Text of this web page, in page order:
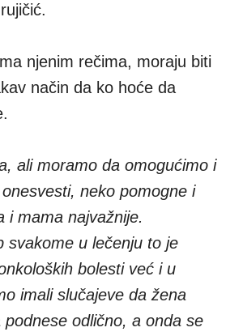
njenim rečima, moraju biti
način da ko hoće da
ali moramo da omogućimo i
neko pomogne i
i mama najvažnije.
svakome u lečenju to je
bolesti već i u
imali slučajeve da žena
odlično, a onda se